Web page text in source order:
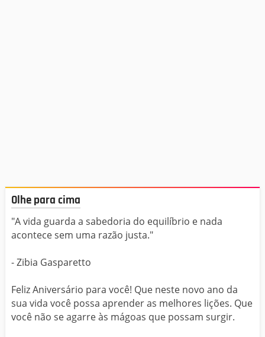
Olhe para cima
"A vida guarda a sabedoria do equilíbrio e nada
acontece sem uma razão justa."
- Zibia Gasparetto
Feliz Aniversário para você! Que neste novo ano da
sua vida você possa aprender as melhores lições. Que
você não se agarre às mágoas que possam surgir.